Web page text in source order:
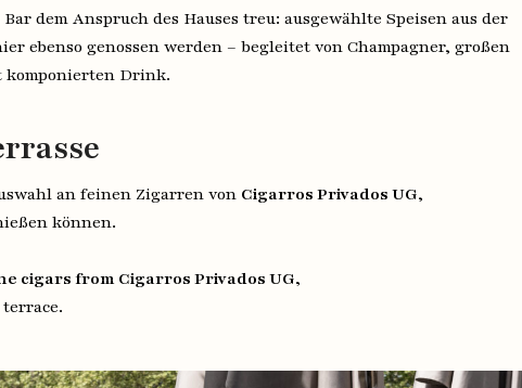
dem Anspruch des Hauses treu: ausgewählte Speisen aus der
ebenso genossen werden – begleitet von Champagner, großen
komponierten Drink.
an feinen Zigarren von Cigarros Privados UG,
können.
cigars from Cigarros Privados UG,